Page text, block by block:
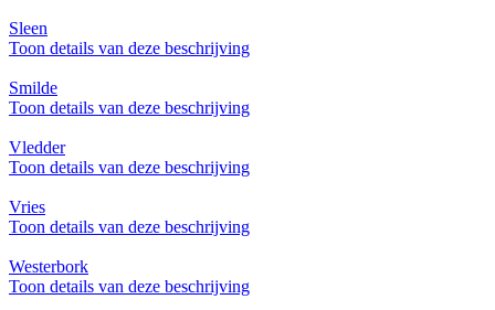
Sleen
Toon details van deze beschrijving
Smilde
Toon details van deze beschrijving
Vledder
Toon details van deze beschrijving
Vries
Toon details van deze beschrijving
Westerbork
Toon details van deze beschrijving